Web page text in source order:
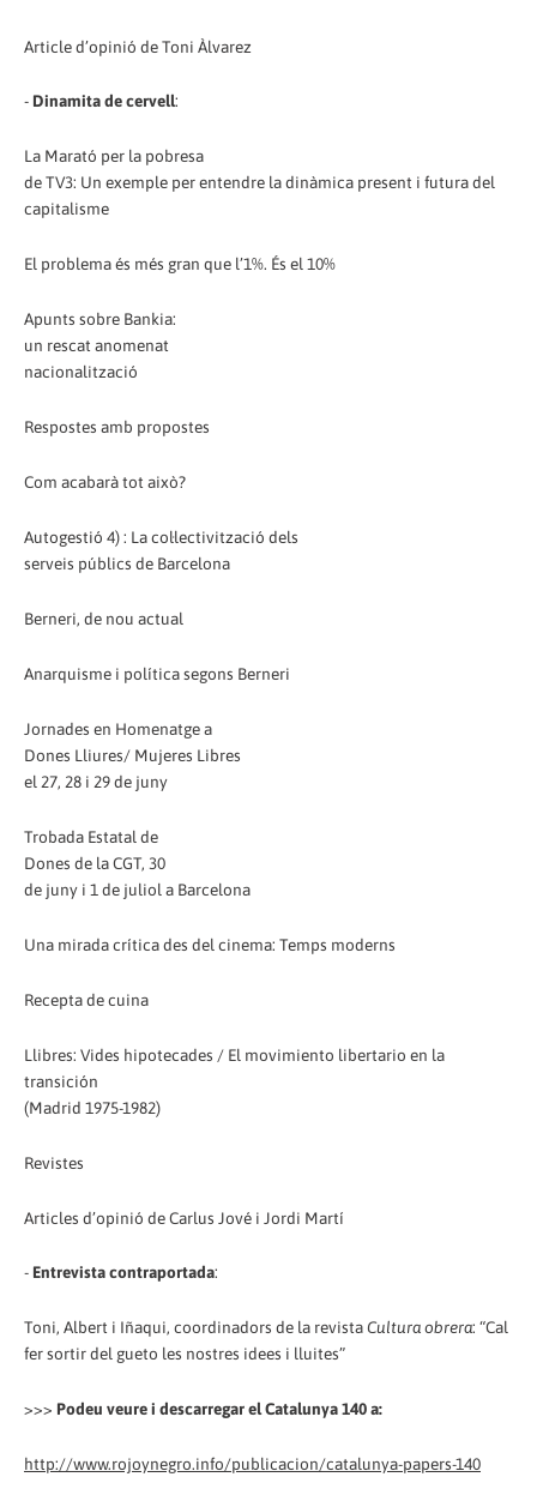
Article d’opinió de Toni Àlvarez
- Dinamita de cervell:
La Marató per la pobresa
de TV3: Un exemple per entendre la dinàmica present i futura del
capitalisme
El problema és més gran que l’1%. És el 10%
Apunts sobre Bankia:
un rescat anomenat
nacionalització
Respostes amb propostes
Com acabarà tot això?
Autogestió 4) : La col·lectivització dels
serveis públics de Barcelona
Berneri, de nou actual
Anarquisme i política segons Berneri
Jornades en Homenatge a
Dones Lliures/ Mujeres Libres
el 27, 28 i 29 de juny
Trobada Estatal de
Dones de la CGT, 30
de juny i 1 de juliol a Barcelona
Una mirada crítica des del cinema: Temps moderns
Recepta de cuina
Llibres: Vides hipotecades / El movimiento libertario en la
transición
(Madrid 1975-1982)
Revistes
Articles d’opinió de Carlus Jové i Jordi Martí
- Entrevista contraportada:
Toni, Albert i Iñaqui, coordinadors de la revistaCultura obrera: “Cal
fer sortir del gueto les nostres idees i lluites”
>>> Podeu veure i descarregar el Catalunya 140 a:
http://www.rojoynegro.info/publicacion/catalunya-papers-140